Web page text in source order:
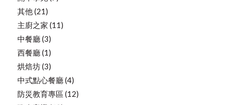
其他 (21)
主廚之家 (11)
中餐廳(3)
西餐廳(1)
烘焙坊(3)
中式點心餐廳(4)
防災教育專區 (12)